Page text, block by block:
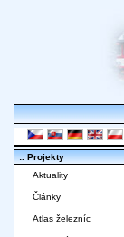
:. Projekty
Aktuality
Články
Atlas železníc